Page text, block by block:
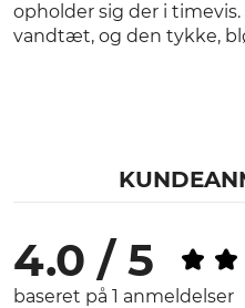
opholder sig der i
vandtæt, og den tykke,
4.0 / 5
baseret på 1 anmeldelser